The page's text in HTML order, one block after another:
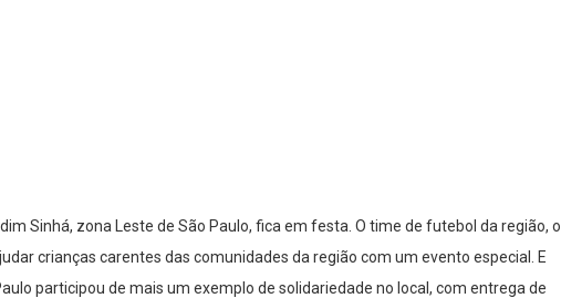
Sinhá, zona Leste de São Paulo, fica em festa. O time de futebol da região, o
crianças carentes das comunidades da região com um evento especial. E
participou de mais um exemplo de solidariedade no local, com entrega de